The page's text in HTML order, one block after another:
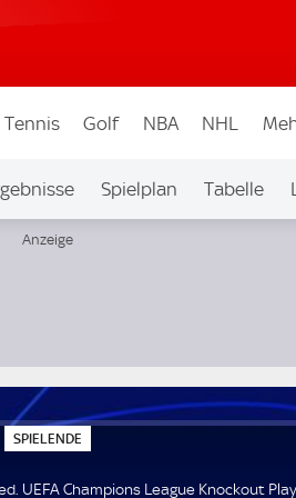
Tennis Golf NBA NHL
Spielplan Tabelle
SPIELENDE
P
E
UEFA Champions League Knockout